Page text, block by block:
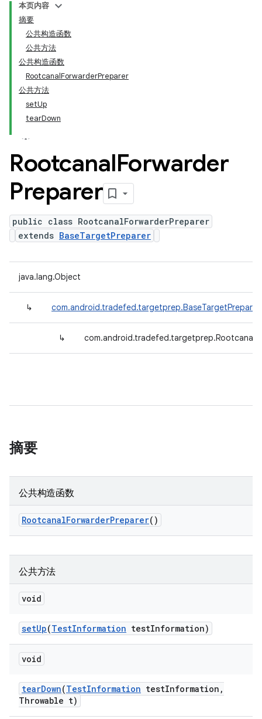
本页内容
摘要
公共构造函数
公共方法
公共构造函数
RootcanalForwarderPreparer
公共方法
setUp
tearDown
RootcanalForwarder
Preparer
public class RootcanalForwarderPreparer
extends BaseTargetPreparer
java.lang.Object
↳ com.android.tradefed.targetprep.BaseTargetPreparer
↳
摘要
公共构造函数
RootcanalForwarderPreparer()
公共方法
void
setUp(TestInformation testInformation)
void
tearDown(TestInformation testInformation ,
Throwable t)